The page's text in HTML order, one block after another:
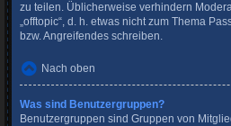
zu teilen. Üblicherweise verhindern
„offtopic“, d. h. etwas nicht zum Thema
bzw. Angreifendes schreiben.
Nach oben
Was sind Benutzergruppen?
Benutzergruppen sind Gruppen von